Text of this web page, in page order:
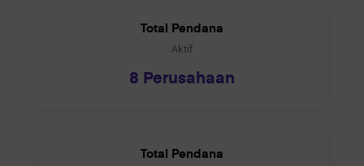
Total Pendana
Aktif
8 Perusahaan
Total Pendana